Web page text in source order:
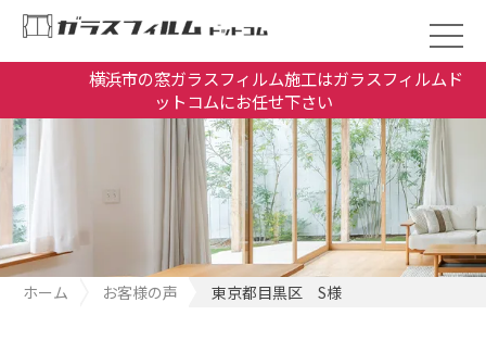
横浜市の窓ガラスフィルム施工はガラスフィルムド
ットコムにお任せ下さい
ホーム お客様の声 東京都目黒区 S様